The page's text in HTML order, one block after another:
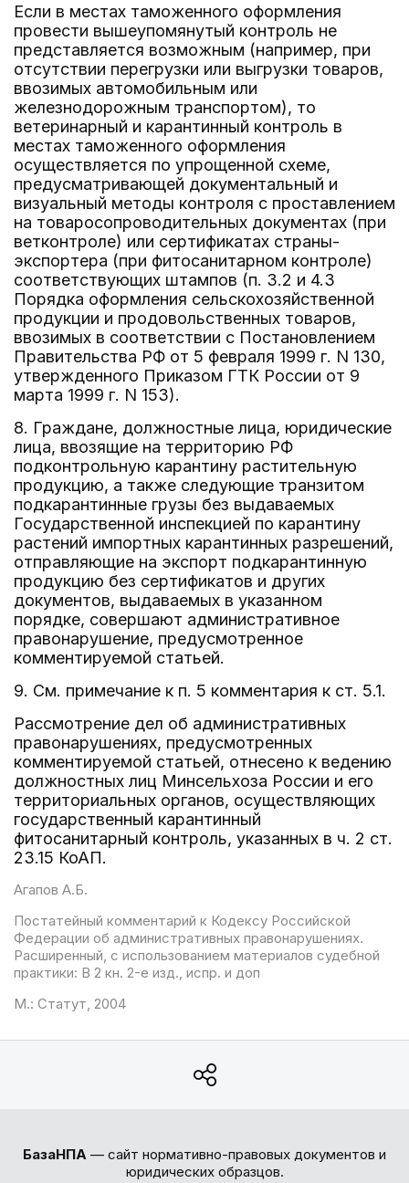
Если в местах таможенного оформления
провести вышеупомянутый контроль не
представляется возможным (например, при
отсутствии перегрузки или выгрузки товаров,
ввозимых автомобильным или
железнодорожным транспортом), то
ветеринарный и карантинный контроль в
местах таможенного оформления
осуществляется по упрощенной схеме,
предусматривающей документальный и
визуальный методы контроля с проставлением
на товаросопроводительных документах (при
ветконтроле) или сертификатах страны-
экспортера (при фитосанитарном контроле)
соответствующих штампов (п. 3.2 и 4.3
Порядка оформления сельскохозяйственной
продукции и продовольственных товаров,
ввозимых в соответствии с Постановлением
Правительства РФ от 5 февраля 1999 г. N 130,
утвержденного Приказом ГТК России от 9
марта 1999 г. N 153).
8. Граждане, должностные лица, юридические
лица, ввозящие на территорию РФ
подконтрольную карантину растительную
продукцию, а также следующие транзитом
подкарантинные грузы без выдаваемых
Государственной инспекцией по карантину
растений импортных карантинных разрешений,
отправляющие на экспорт подкарантинную
продукцию без сертификатов и других
документов, выдаваемых в указанном
порядке, совершают административное
правонарушение, предусмотренное
комментируемой статьей.
9. См. примечание к п. 5 комментария к ст. 5.1.
Рассмотрение дел об административных
правонарушениях, предусмотренных
комментируемой статьей, отнесено к ведению
должностных лиц Минсельхоза России и его
территориальных органов, осуществляющих
государственный карантинный
фитосанитарный контроль, указанных в ч. 2 ст.
23.15 КоАП.
Агапов А.Б.
Постатейный комментарий к Кодексу Российской
Федерации об административных правонарушениях.
Расширенный, с использованием материалов судебной
практики: В 2 кн. 2-е изд., испр. и доп
М.: Статут, 2004
БазаНПА — сайт нормативно-правовых документов и
юридических образцов.